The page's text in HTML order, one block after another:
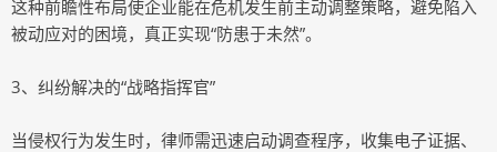
这种前瞻性布局使企业能在危机发生前主动调整策略，避免陷入
被动应对的困境，真正实现“防患于未然”。
3、纠纷解决的“战略指挥官”
当侵权行为发生时，律师需迅速启动调查程序，收集电子证据、